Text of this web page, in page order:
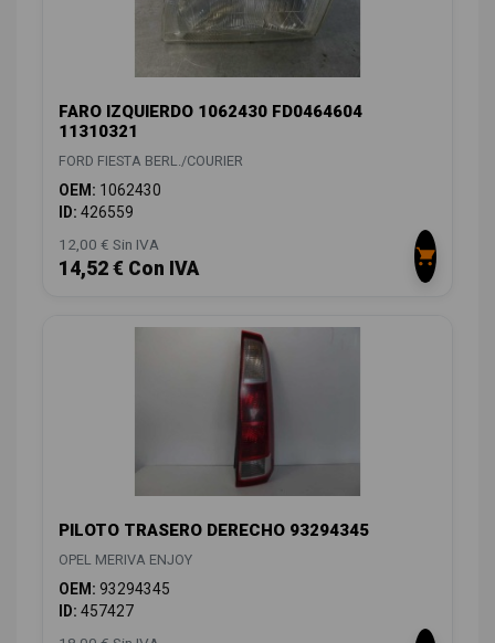
FARO IZQUIERDO 1062430 FD0464604
11310321
FORD FIESTA BERL./COURIER
OEM: 1062430
ID: 426559
12,00 € Sin IVA
14,52 € Con IVA
PILOTO TRASERO DERECHO 93294345
OPEL MERIVA ENJOY
OEM: 93294345
ID: 457427